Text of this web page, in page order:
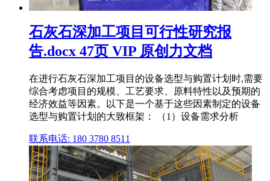
石灰石深加工项目可行性研究报
告.docx 47页 VIP 原创力文档
在进行石灰石深加工项目的设备选型与购置计划时,需要
综合考虑项目的规模、工艺要求、原料特性以及预期的
经济效益等因素。以下是一个基于这些因素制定的设备
选型与购置计划的大致框架： （1）设备需求分析
联系电话: 180 3780 8511